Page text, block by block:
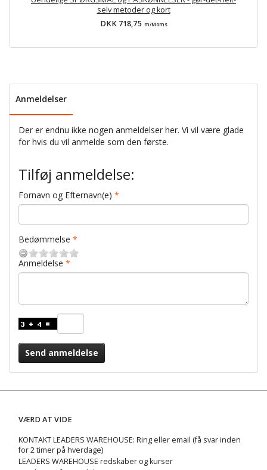
selv metoder og kort
DKK 718,75 m/Moms
Anmeldelser
Der er endnu ikke nogen anmeldelser her. Vi vil være glade
for hvis du vil anmelde som den første.
Tilføj anmeldelse:
Fornavn og Efternavn(e)
Bedømmelse
Anmeldelse
Send anmeldelse
VÆRD AT VIDE
KONTAKT LEADERS WAREHOUSE: Ring eller email (få svar inden
for 2 timer på hverdage)
LEADERS WAREHOUSE redskaber og kurser